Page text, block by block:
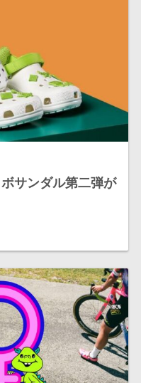
サンダル第二弾が